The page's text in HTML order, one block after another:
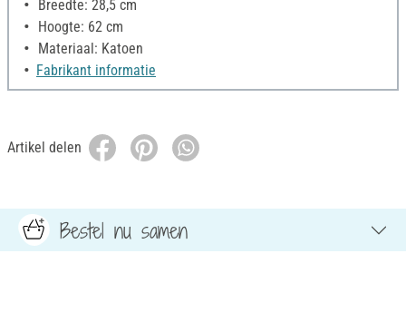
Breedte: 28,5 cm
Hoogte: 62 cm
Materiaal: Katoen
Fabrikant informatie
Artikel delen
Bestel nu samen